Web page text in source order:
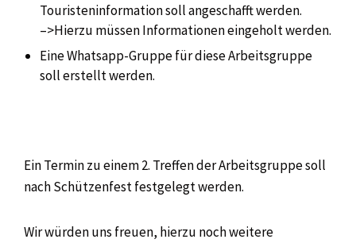
Touristeninformation soll angeschafft werden.
–>Hierzu müssen Informationen eingeholt werden.
Eine Whatsapp-Gruppe für diese Arbeitsgruppe
soll erstellt werden.
Ein Termin zu einem 2. Treffen der Arbeitsgruppe soll
nach Schützenfest festgelegt werden.
Wir würden uns freuen, hierzu noch weitere